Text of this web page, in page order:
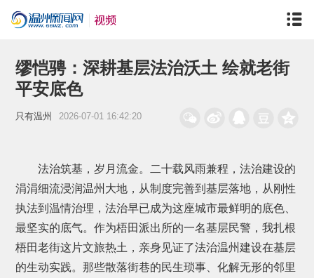
缪恺骋：深耕基层法治沃土 绘就老街
平安底色
只有温州 2026-07-01 16:42:20
法治筑基，岁月流金。二十载风雨兼程，法治建设的
涓涓细流浸润温州大地，从制度完善到基层落地，从刚性
执法到温情治理，法治早已成为这座城市最鲜明的底色、
最坚实的底气。作为梧田派出所的一名基层民警，我扎根
梧田老街这片文旅热土，亲身见证了法治温州建设在基层
的生动实践。那些散落街巷的民生琐事、化解无形的邻里